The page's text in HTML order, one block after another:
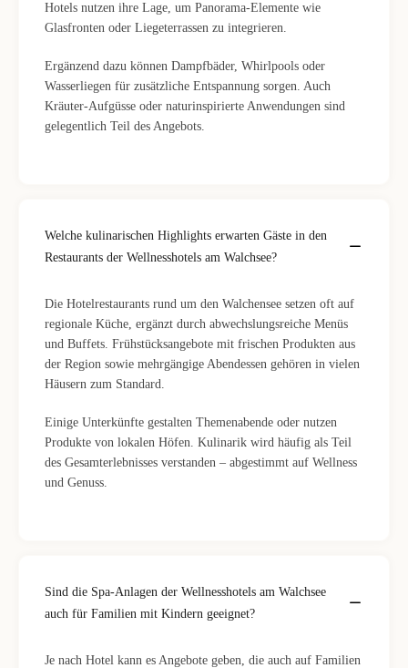
Hotels nutzen ihre Lage, um Panorama-Elemente wie
Glasfronten oder Liegeterrassen zu integrieren.
Ergänzend dazu können Dampfbäder, Whirlpools oder
Wasserliegen für zusätzliche Entspannung sorgen. Auch
Kräuter-Aufgüsse oder naturinspirierte Anwendungen sind
gelegentlich Teil des Angebots.
Welche kulinarischen Highlights erwarten Gäste in den
Restaurants der Wellnesshotels am Walchsee?
Die Hotelrestaurants rund um den Walchensee setzen oft auf
regionale Küche, ergänzt durch abwechslungsreiche Menüs
und Buffets. Frühstücksangebote mit frischen Produkten aus
der Region sowie mehrgängige Abendessen gehören in vielen
Häusern zum Standard.
Einige Unterkünfte gestalten Themenabende oder nutzen
Produkte von lokalen Höfen. Kulinarik wird häufig als Teil
des Gesamterlebnisses verstanden – abgestimmt auf Wellness
und Genuss.
Sind die Spa-Anlagen der Wellnesshotels am Walchsee
auch für Familien mit Kindern geeignet?
Je nach Hotel kann es Angebote geben, die auch auf Familien